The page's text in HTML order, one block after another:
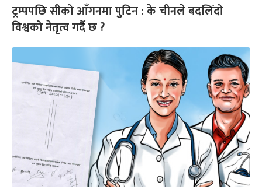
ट्रम्पपछि सीको आँगनमा पुटिन : के चीनले बदलिँदो
विश्वको नेतृत्व गर्दै छ ?